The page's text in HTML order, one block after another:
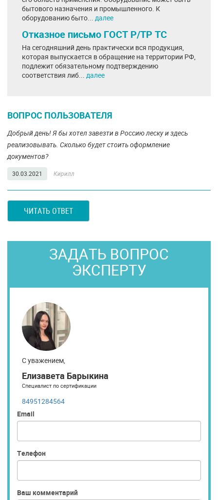
бытового назначения и промышленного. К
оборудованию быто... далее
Отказное письмо ГОСТ Р/ТР ТС
На сегодняшний день практически вся продукция,
которая выпускается в обращение на территории РФ,
подлежит обязательному подтверждению
соответствия либ... далее
ВОПРОС ПОЛЬЗОВАТЕЛЯ
Добрый день! Я бы хотел завезти в Россию леску и здесь
реализовывать. Сколько будет стоить оформление
документов?
30.03.2021 Кирилл
ЧИТАТЬ ОТВЕТ
ЗАДАТЬ ВОПРОС
ЭКСПЕРТУ
С уважением,
Елизавета Барыкина
Специалист по сертификации
84951284564
Email
Телефон
Ваш комментарий